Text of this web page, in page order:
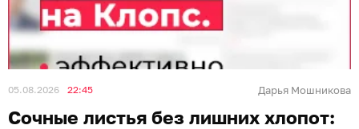
05.08.2026 22:45 Дарья Мошникова
Сочные листья без лишних хлопот: